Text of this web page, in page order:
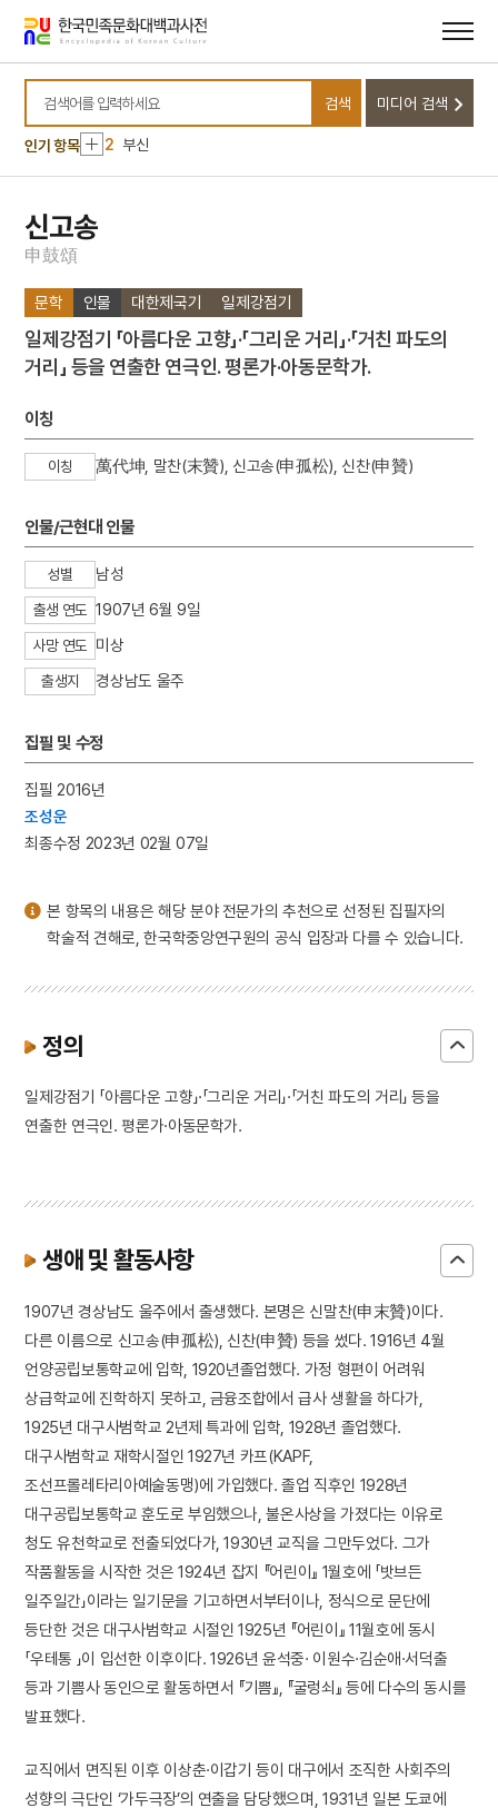
바로가기
바로가기
검색어를 입력하세요
검색 미디어 검색
인기 항목
10 고사관수도
1 금성대군
2 부신
3 영축산 백련암
7
조유례
8
피리
9 견장
1 금성대군
2
부신
4 곤룡포 부 용문보
5 서봉총
6
7 조유례
8 피리
신고송
申鼓頌
문학 인물 대한제국기 일제강점기
일제강점기 「아름다운 고향」·「그리운 거리」·「거친 파도의
거리」 등을 연출한 연극인. 평론가·아동문학가.
이칭
이칭 萬代坤, 말찬(末贊), 신고송(申孤松), 신찬(申贊)
인물/근현대 인물
성별 남성
출생 연도 1907년 6월 9일
사망 연도 미상
출생지 경상남도 울주
집필 및 수정
집필 2016년
조성운
최종수정 2023년 02월 07일
본 항목의 내용은 해당 분야 전문가의 추천으로 선정된 집필자의
학술적 견해로, 한국학중앙연구원의 공식 입장과 다를 수 있습니다.
정의
일제강점기 「아름다운 고향」·「그리운 거리」·「거친 파도의 거리」 등을
연출한 연극인. 평론가·아동문학가.
생애 및 활동사항
1907년 경상남도 울주에서 출생했다. 본명은 신말찬(申末贊)이다.
다른 이름으로 신고송(申孤松), 신찬(申贊) 등을 썼다. 1916년 4월
언양공립보통학교에 입학, 1920년졸업했다. 가정 형편이 어려워
상급학교에 진학하지 못하고, 금융조합에서 급사 생활을 하다가,
1925년 대구사범학교 2년제 특과에 입학, 1928년 졸업했다.
대구사범학교 재학시절인 1927년 카프(KAPF,
조선프롤레타리아예술동맹)에 가입했다. 졸업 직후인 1928년
대구공립보통학교 훈도로 부임했으나, 불온사상을 가졌다는 이유로
청도 유천학교로 전출되었다가, 1930년 교직을 그만두었다. 그가
작품활동을 시작한 것은 1924년 잡지 『어린이』 1월호에 「밧브든
일주일간」이라는 일기문을 기고하면서부터이나, 정식으로 문단에
등단한 것은 대구사범학교 시절인 1925년 『어린이』 11월호에 동시
「우테통 」이 입선한 이후이다. 1926년 윤석중· 이원수·김순애·서덕출
등과 기쁨사 동인으로 활동하면서 『기쁨』, 『굴렁쇠』 등에 다수의 동시를
발표했다.
교직에서 면직된 이후 이상춘·이갑기 등이 대구에서 조직한 사회주의
성향의 극단인 ‘가두극장’의 연출을 담당했으며, 1931년 일본 도쿄에